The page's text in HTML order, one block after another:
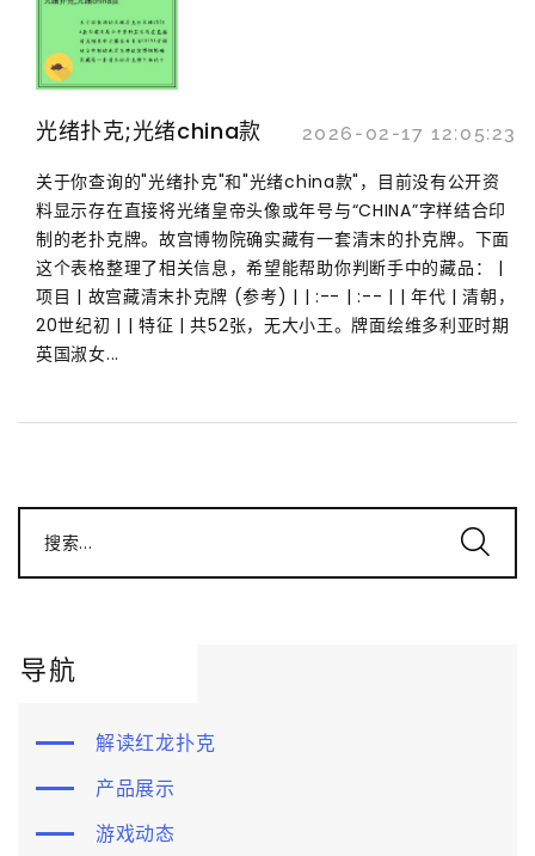
光绪扑克;光绪china款 2026-02-17 12:05:23
关于你查询的"光绪扑克"和"光绪china款"，目前没有公开资
料显示存在直接将光绪皇帝头像或年号与“CHINA”字样结合印
制的老扑克牌。故宫博物院确实藏有一套清末的扑克牌。下面
这个表格整理了相关信息，希望能帮助你判断手中的藏品： |
项目 | 故宫藏清末扑克牌 (参考) | | :-- | :-- | | 年代 | 清朝，
20世纪初 | | 特征 | 共52张，无大小王。牌面绘维多利亚时期
英国淑女...
搜索...
导航
解读红龙扑克
产品展示
游戏动态